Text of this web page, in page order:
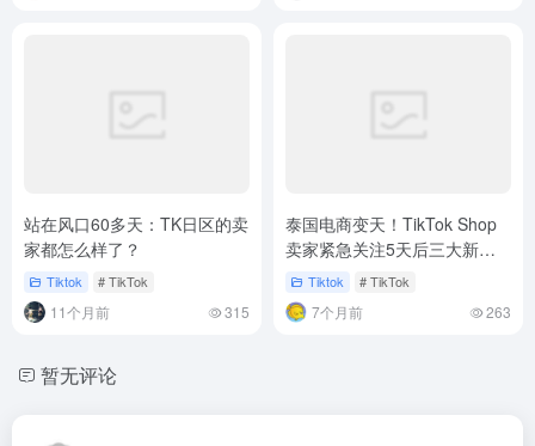
站在风口60多天：TK日区的卖
家都怎么样了？
Tiktok # TikTok
11个月前 315
泰国电商变天！TikTok Shop
卖家紧急关注5天后三大新规
落地Tiktok # TikTok
7个月前 263
暂无评论